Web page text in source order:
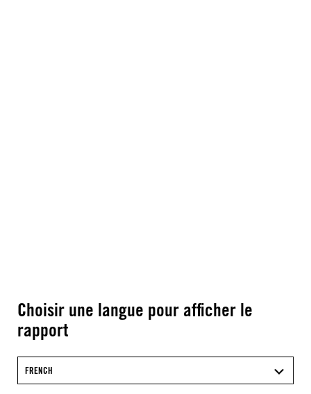
Choisir une langue pour afficher le
rapport
FRENCH